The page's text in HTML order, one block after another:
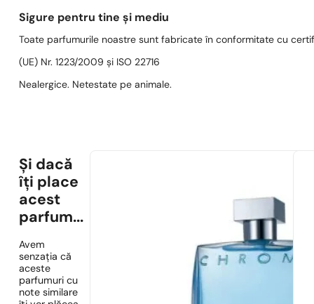
Sigure pentru tine și mediu
Toate parfumurile noastre sunt fabricate în conformitate cu
(UE) Nr. 1223/2009 și ISO 22716
Nealergice. Netestate pe animale.
Și dacă
îți place
acest
parfum...
Avem
senzația că
aceste
parfumuri cu
note similare